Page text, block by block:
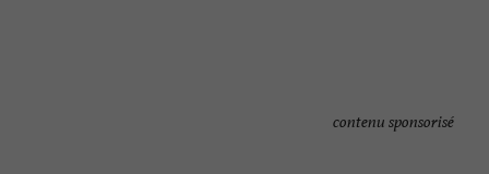
contenu sponsorisé